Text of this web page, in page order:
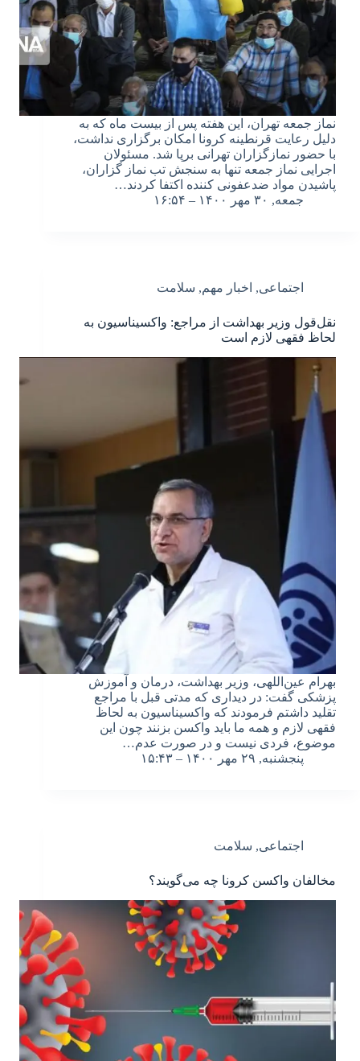
نماز جمعه تهران، این هفته پس از بیست ماه که به
دلیل رعایت قرنطینه کرونا امکان برگزاری نداشت،
با حضور نمازگزاران تهرانی برپا شد. مسئولان
اجرایی نماز جمعه تنها به سنجش تب نماز گزاران،
پاشیدن مواد ضدعفونی کننده اکتفا کردند…
جمعه, ۳۰ مهر ۱۴۰۰ – ۱۶:۵۴
اجتماعی, اخبار مهم, سلامت
نقل‌قول وزیر بهداشت از مراجع: واکسیناسیون به
لحاظ فقهی لازم است
بهرام عین‌اللهی، وزیر بهداشت، درمان و آموزش
پزشکی گفت: در دیداری که مدتی قبل با مراجع
تقلید داشتم فرمودند که واکسیناسیون به لحاظ
فقهی لازم و همه ما باید واکسن بزنند چون این
موضوع، فردی نیست و در صورت عدم…
پنجشنبه, ۲۹ مهر ۱۴۰۰ – ۱۵:۴۳
اجتماعی, سلامت
مخالفان واکسن کرونا چه می‌گویند؟